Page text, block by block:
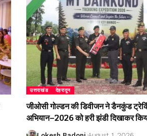
उत्तराखंड देहरादून
जीओसी गोल्डन की डिवीजन ने डैनकुंड
अभियान–2026 को हरी झंडी दिखाकर